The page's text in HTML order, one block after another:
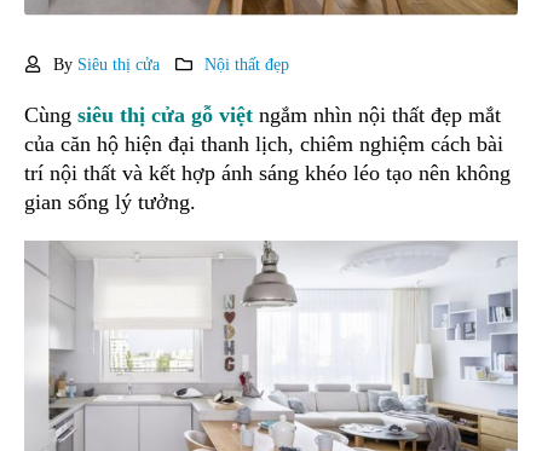
By Siêu thị cửa Nội thất đẹp
Cùng siêu thị cửa gỗ việt ngắm nhìn nội thất đẹp mắt
của căn hộ hiện đại thanh lịch, chiêm nghiệm cách bài
trí nội thất và kết hợp ánh sáng khéo léo tạo nên không
gian sống lý tưởng.